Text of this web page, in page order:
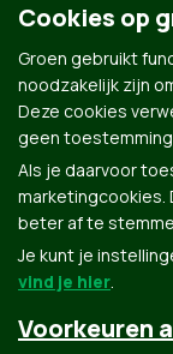
45 Jaar - Vijfde
Fractiesecretaris
Cookies op
Groen gebruikt
noodzakelijk zijn
Deze cookies
geen
Als je daarvoor
marketingcookies.
beter af te
Je kunt je
vind je hier.
Voorkeuren